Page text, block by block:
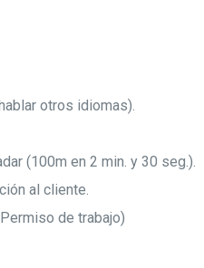
otros idiomas).
(100m en 2 min. y 30 seg.).
al cliente.
de trabajo)